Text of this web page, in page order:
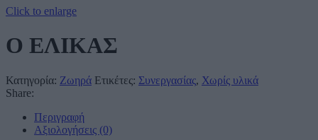
Click to enlarge
Ο ΕΛΙΚΑΣ
Κατηγορία: Ζωηρά Ετικέτες: Συνεργασίας, Χωρίς υλικά
Share:
Περιγραφή
Αξιολογήσεις (0)